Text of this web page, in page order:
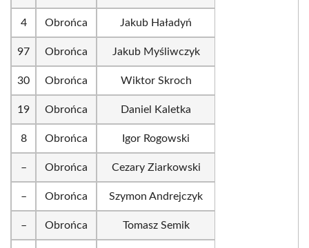
4 Obrońca Jakub Haładyń
97 Obrońca Jakub Myśliwczyk
30 Obrońca Wiktor Skroch
19 Obrońca Daniel Kaletka
8 Obrońca Igor Rogowski
– Obrońca Cezary Ziarkowski
– Obrońca Szymon Andrejczyk
– Obrońca Tomasz Semik